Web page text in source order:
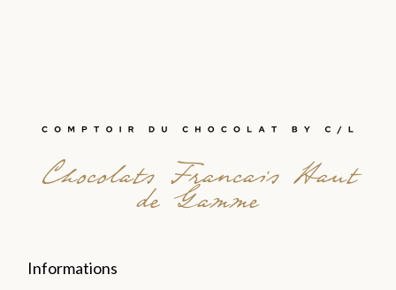
Chocolats Francais Haut
de Gamme
Informations